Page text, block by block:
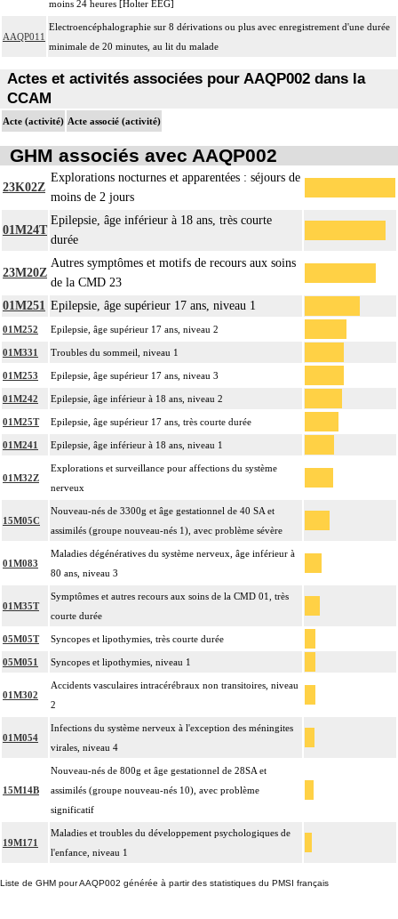
moins 24 heures [Holter EEG]
AAQP011
Electroencéphalographie sur 8 dérivations ou plus avec enregistrement d'une durée
minimale de 20 minutes, au lit du malade
Actes et activités associées pour AAQP002 dans la
CCAM
Acte (activité) Acte associé (activité)
GHM associés avec AAQP002
23K02Z
Explorations nocturnes et apparentées : séjours de
moins de 2 jours
01M24T
Epilepsie, âge inférieur à 18 ans, très courte
durée
23M20Z
Autres symptômes et motifs de recours aux soins
de la CMD 23
01M251 Epilepsie, âge supérieur 17 ans, niveau 1
01M252 Epilepsie, âge supérieur 17 ans, niveau 2
01M331 Troubles du sommeil, niveau 1
01M253 Epilepsie, âge supérieur 17 ans, niveau 3
01M242 Epilepsie, âge inférieur à 18 ans, niveau 2
01M25T Epilepsie, âge supérieur 17 ans, très courte durée
01M241 Epilepsie, âge inférieur à 18 ans, niveau 1
01M32Z
Explorations et surveillance pour affections du système
nerveux
15M05C
Nouveau-nés de 3300g et âge gestationnel de 40 SA et
assimilés (groupe nouveau-nés 1), avec problème sévère
01M083
Maladies dégénératives du système nerveux, âge inférieur à
80 ans, niveau 3
01M35T
Symptômes et autres recours aux soins de la CMD 01, très
courte durée
05M05T Syncopes et lipothymies, très courte durée
05M051 Syncopes et lipothymies, niveau 1
01M302
Accidents vasculaires intracérébraux non transitoires, niveau
2
01M054
Infections du système nerveux à l'exception des méningites
virales, niveau 4
15M14B
Nouveau-nés de 800g et âge gestationnel de 28SA et
assimilés (groupe nouveau-nés 10), avec problème
significatif
19M171
Maladies et troubles du développement psychologiques de
l'enfance, niveau 1
Liste de GHM pour AAQP002 générée à partir des statistiques du PMSI français